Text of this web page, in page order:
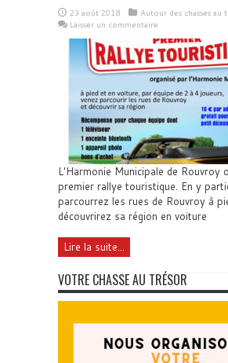
23 août 2018
Autour des chasses au
Laisser un commentaire
L'Harmonie Municipale de Rouvroy
premier rallye touristique. En y
parcourrez les rues de Rouvroy à
découvrirez sa région en voiture
Lire la suite...
VOTRE CHASSE AU TRÉSOR